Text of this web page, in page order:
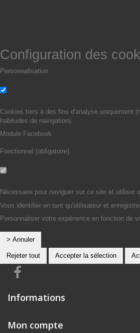
Configuration des
Personnalisation
Cookies tiers à des fins d'analyse uniquement
habitudes de navigation).
Module Facebook
Fonctionnel (obligatoire)
Nécessaire pour naviguer sur ce site et utiliser
Vous identifier en tant qu'utilisateur et
Personnaliser votre expérience en fonction de
> Annuler
Rejeter tout Accepter la sélection
Informations
Mon compte